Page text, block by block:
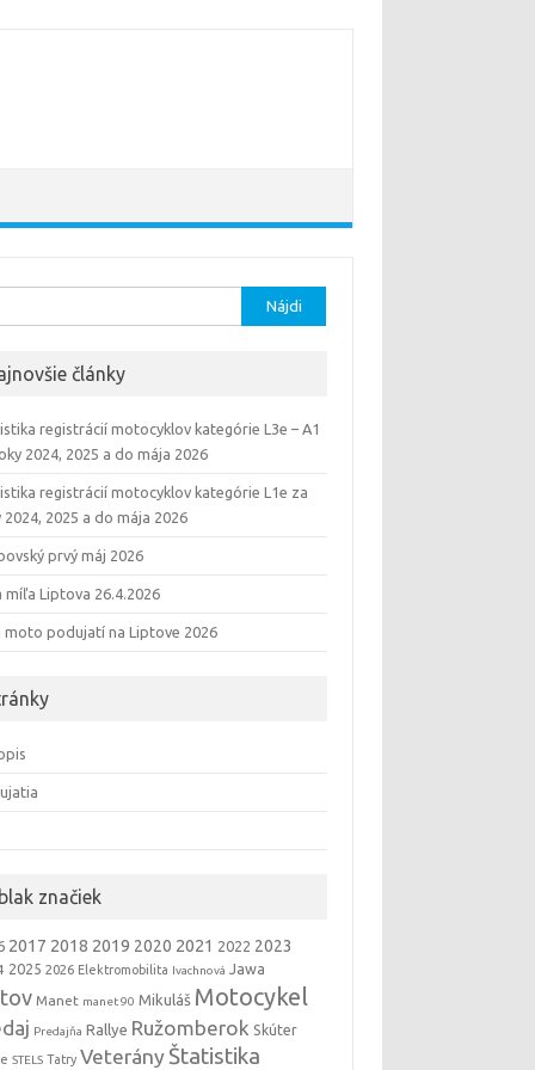
články
registrácií motocyklov kategórie L3e – A1
2024, 2025 a do mája 2026
registrácií motocyklov kategórie L1e za
2024, 2025 a do mája 2026
prvý máj 2026
míľa Liptova 26.4.2026
moto podujatí na Liptove 2026
značiek
2017 2018 2019 2020 2021 2022 2023
2025 2026 Elektromobilita Ivachnová Jawa
Manet manet 90 Mikuláš Motocykel
Predajňa Rallye Ružomberok Skúter
STELS Tatry Veterány Štatistika